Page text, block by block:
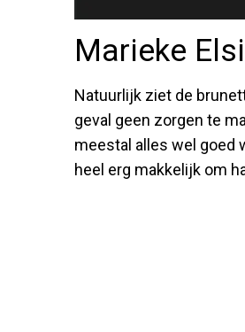
Marieke
Natuurlijk ziet de
geval geen zorgen te
meestal alles wel goed
heel erg makkelijk om